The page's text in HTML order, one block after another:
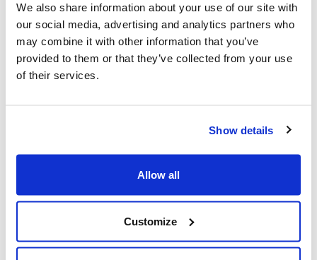
We also share information about your use of our site with
our social media, advertising and analytics partners who
may combine it with other information that you’ve
provided to them or that they’ve collected from your use
of their services.
Show details
Allow all
Customize
Les dirigeants juifs réagissent à la
libération sous caution d'un homme de
Toronto accusé de multiples agressions
antisémites au cours de l'année écoulée